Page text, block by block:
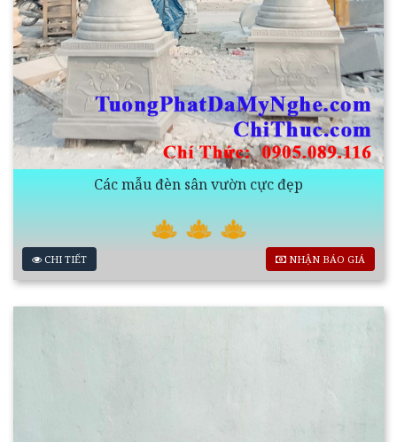
Các mẫu đèn sân vườn cực đẹp
CHI TIẾT NHẬN BÁO GIÁ